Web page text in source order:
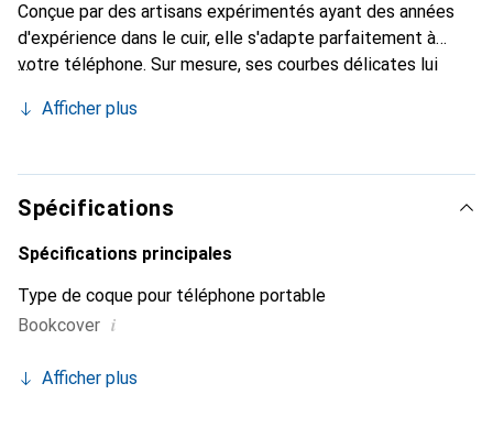
Conçue par des artisans expérimentés ayant des années
d'expérience dans le cuir, elle s'adapte parfaitement à
votre téléphone. Sur mesure, ses courbes délicates lui
l'accessoire chic et indispensable pour votre smartphone.
haute qualité, la marque Noreve est un choix fiable pour
une clientèle exigeante.
Afficher plus
Spécifications
Spécifications principales
Type de coque pour téléphone portable
Bookcover i
Afficher plus